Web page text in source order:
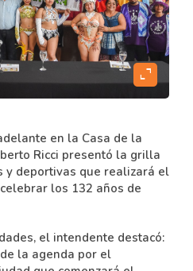
expand_content
en la Casa de la
Ricci presentó la grilla
y deportivas que realizará el
los 132 años de
el intendente destacó:
la agenda por el